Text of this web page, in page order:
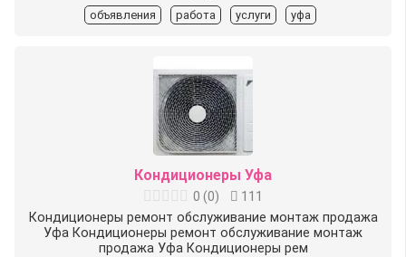
объявления работа услуги уфа
Кондиционеры Уфа
0 (0)
111
Кондиционеры ремонт обслуживание монтаж продажа
Уфа Кондиционеры ремонт обслуживание монтаж
продажа Уфа Кондиционеры рем